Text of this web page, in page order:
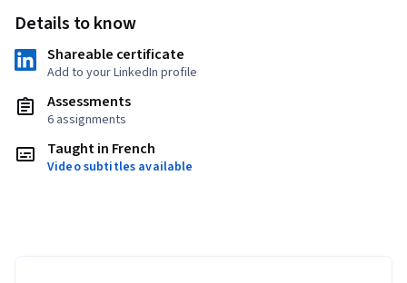
Details to know
Shareable certificate
Add to your LinkedIn profile
Assessments
6 assignments
Taught in French
Video subtitles available